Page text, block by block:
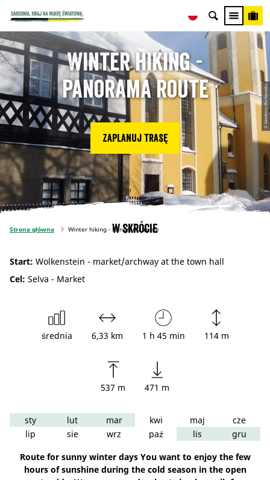
© Gästebüro Wolkenstein
Winter hiking -
Panorama route
Zaplanuj trasę
Strona główna Winter hiking - Panorama route
W skrócie
Start: Wolkenstein - market/archway at the town hall
Cel: Selva - Market
średnia 6,33 km 1 h 45 min 114 m
537 m 471 m
sty lut mar kwi maj
cze
lip
sie wrz paź lis gru
Route for sunny winter days You want to enjoy the few
hours of sunshine during the cold season in the open